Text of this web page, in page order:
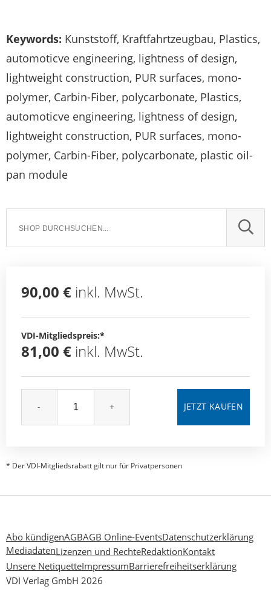
Keywords: Kunststoff, Kraftfahrtzeugbau, Plastics,
automoticve engineering, lightness of design,
lightweight construction, PUR surfaces, mono-
polymer, Carbin-Fiber, polycarbonate, Plastics,
automoticve engineering, lightness of design,
lightweight construction, PUR surfaces, mono-
polymer, Carbin-Fiber, polycarbonate, plastic oil-
pan module
90,00 € inkl. MwSt.
VDI-Mitgliedspreis:*
81,00 € inkl. MwSt.
- +
* Der VDI-Mitgliedsrabatt gilt nur für Privatpersonen
Abo kündigenAGBAGB Online-EventsDatenschutzerklärung
MediadatenLizenzen und RechteRedaktionKontakt
Unsere NetiquetteImpressumBarrierefreiheitserklärung
VDI Verlag GmbH 2026